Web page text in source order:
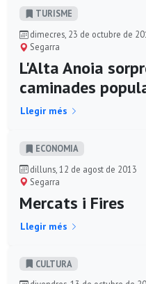
TURISME
dimecres, 23 de octubre de
Segarra
L'Alta Anoia
caminades
Llegir més
ECONOMIA
dilluns, 12 de agost de 2013
Segarra
Mercats i Fires
Llegir més
CULTURA